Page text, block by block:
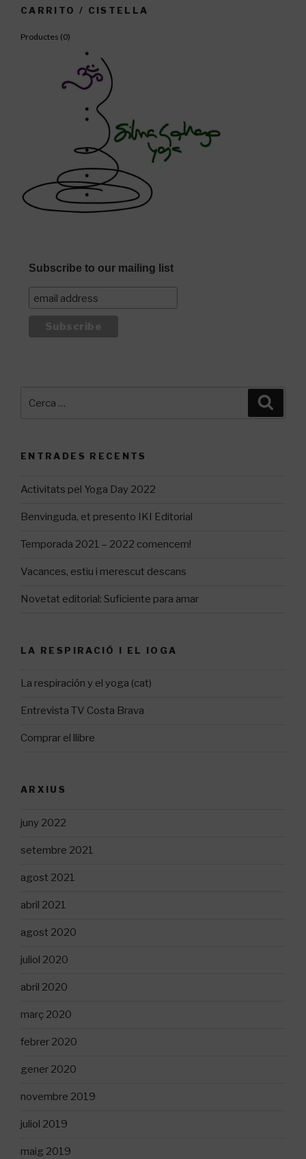
CARRITO / CISTELLA
Productes (0)
Subscribe to our mailing list
ENTRADES RECENTS
Activitats pel Yoga Day 2022
Benvinguda, et presento IKI Editorial
Temporada 2021 – 2022 comencem!
Vacances, estiu i merescut descans
Novetat editorial: Suficiente para amar
LA RESPIRACIÓ I EL IOGA
La respiración y el yoga (cat)
Entrevista TV Costa Brava
Comprar el llibre
ARXIUS
juny 2022
setembre 2021
agost 2021
abril 2021
agost 2020
juliol 2020
abril 2020
març 2020
febrer 2020
gener 2020
novembre 2019
juliol 2019
maig 2019